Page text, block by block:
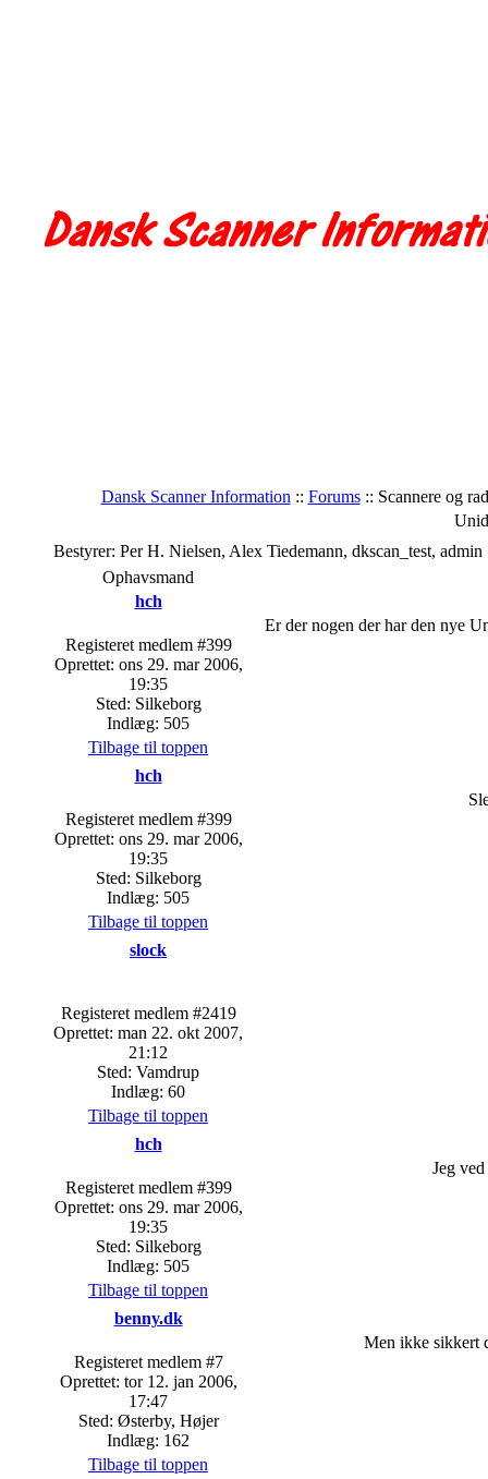
Dansk Scanner Information :: Forums:: Scannere og
Bestyrer: Per H. Nielsen, Alex Tiedemann, dkscan_test, admin
Ophavsmand
hch
Registeret medlem #399
Oprettet: ons 29. mar 2006,
19:35
Sted: Silkeborg
Indlæg: 505
Er der nogen der har den nye
Tilbage til toppen
hch
Registeret medlem #399
Oprettet: ons 29. mar 2006,
19:35
Sted: Silkeborg
Indlæg: 505
Tilbage til toppen
slock
Registeret medlem #2419
Oprettet: man 22. okt 2007,
21:12
Sted: Vamdrup
Indlæg: 60
Tilbage til toppen
hch
Registeret medlem #399
Oprettet: ons 29. mar 2006,
19:35
Sted: Silkeborg
Indlæg: 505
Jeg
Tilbage til toppen
benny.dk
Registeret medlem #7
Oprettet: tor 12. jan 2006,
17:47
Sted: Østerby, Højer
Indlæg: 162
Men ikke sikkert
Tilbage til toppen